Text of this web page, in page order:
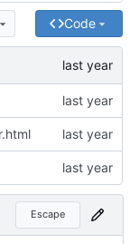
Code
Escape